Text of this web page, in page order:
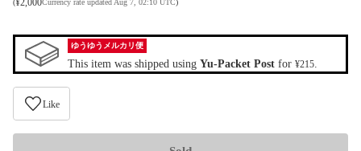
ゆうゆうメルカリ便
This item was shipped using Yu-Packet Post for ¥215
Like